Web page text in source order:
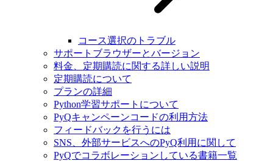
コース選択のトラブル
サポートブラウザーとバージョン
料金、定期購読に関する詳しい説明
定期購読について
プランの詳細
Python学習サポートについて
PyQキャンペーンコードの利用方法
フィードバックを行うには
SNS、外部サービスへのPyQ利用に関して
PyQでコラボレーションしている書籍一覧